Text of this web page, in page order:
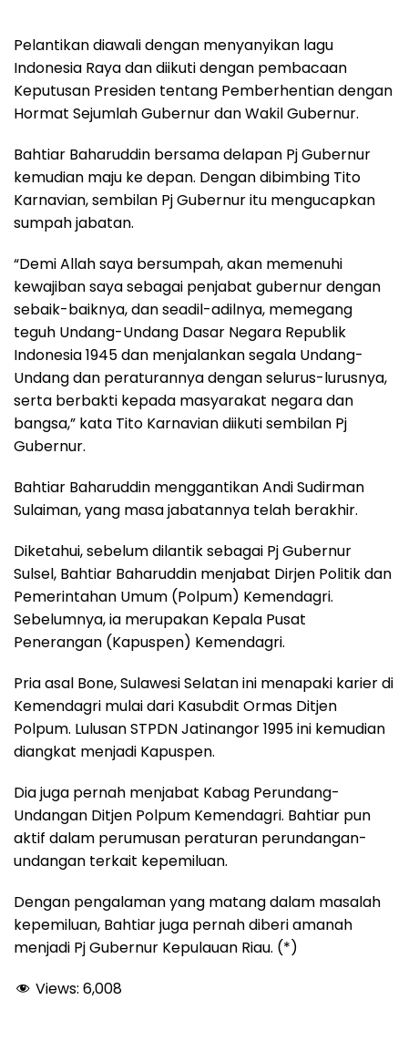
Pelantikan diawali dengan menyanyikan lagu
Indonesia Raya dan diikuti dengan pembacaan
Keputusan Presiden tentang Pemberhentian dengan
Hormat Sejumlah Gubernur dan Wakil Gubernur.
Bahtiar Baharuddin bersama delapan Pj Gubernur
kemudian maju ke depan. Dengan dibimbing Tito
Karnavian, sembilan Pj Gubernur itu mengucapkan
sumpah jabatan.
“Demi Allah saya bersumpah, akan memenuhi
kewajiban saya sebagai penjabat gubernur dengan
sebaik-baiknya, dan seadil-adilnya, memegang
teguh Undang-Undang Dasar Negara Republik
Indonesia 1945 dan menjalankan segala Undang-
Undang dan peraturannya dengan selurus-lurusnya,
serta berbakti kepada masyarakat negara dan
bangsa,” kata Tito Karnavian diikuti sembilan Pj
Gubernur.
Bahtiar Baharuddin menggantikan Andi Sudirman
Sulaiman, yang masa jabatannya telah berakhir.
Diketahui, sebelum dilantik sebagai Pj Gubernur
Sulsel, Bahtiar Baharuddin menjabat Dirjen Politik dan
Pemerintahan Umum (Polpum) Kemendagri.
Sebelumnya, ia merupakan Kepala Pusat
Penerangan (Kapuspen) Kemendagri.
Pria asal Bone, Sulawesi Selatan ini menapaki karier di
Kemendagri mulai dari Kasubdit Ormas Ditjen
Polpum. Lulusan STPDN Jatinangor 1995 ini kemudian
diangkat menjadi Kapuspen.
Dia juga pernah menjabat Kabag Perundang-
Undangan Ditjen Polpum Kemendagri. Bahtiar pun
aktif dalam perumusan peraturan perundangan-
undangan terkait kepemiluan.
Dengan pengalaman yang matang dalam masalah
kepemiluan, Bahtiar juga pernah diberi amanah
menjadi Pj Gubernur Kepulauan Riau. (*)
Views: 6,008